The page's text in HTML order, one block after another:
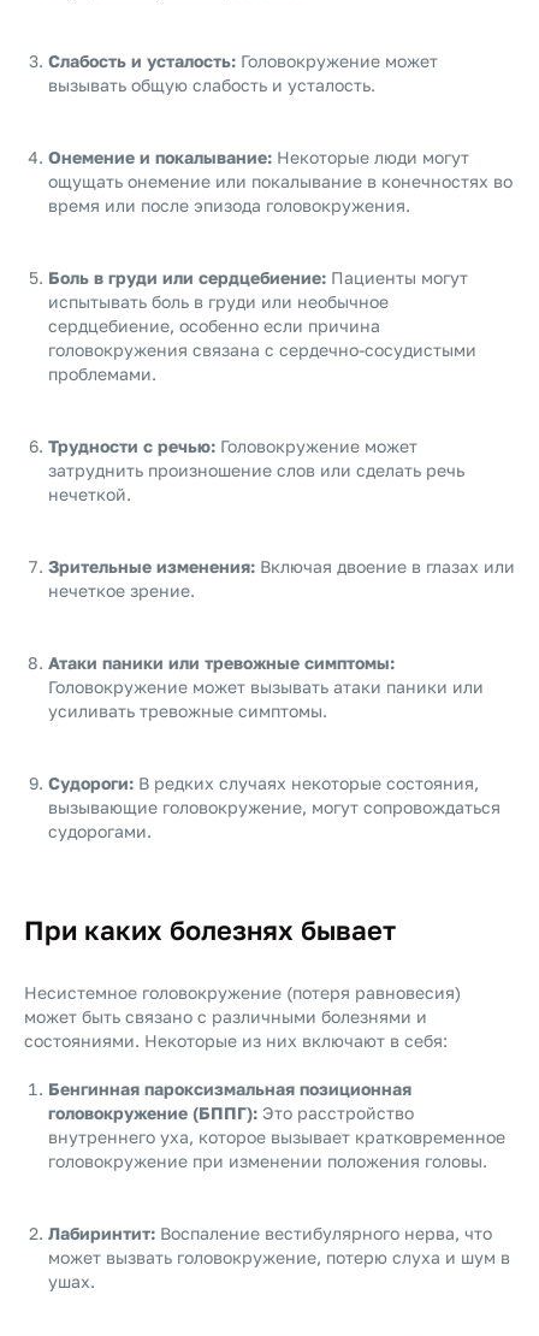
Слабость и усталость: Головокружение может
вызывать общую слабость и усталость.
Онемение и покалывание: Некоторые люди могут
ощущать онемение или покалывание в конечностях во
время или после эпизода головокружения.
Боль в груди или сердцебиение: Пациенты могут
испытывать боль в груди или необычное
сердцебиение, особенно если причина
головокружения связана с сердечно-сосудистыми
проблемами.
Трудности с речью: Головокружение может
затруднить произношение слов или сделать речь
нечеткой.
Зрительные изменения: Включая двоение в глазах или
нечеткое зрение.
Атаки паники или тревожные симптомы:
Головокружение может вызывать атаки паники или
усиливать тревожные симптомы.
Судороги: В редких случаях некоторые состояния,
вызывающие головокружение, могут сопровождаться
судорогами.
При каких болезнях бывает
Несистемное головокружение (потеря равновесия)
может быть связано с различными болезнями и
состояниями. Некоторые из них включают в себя:
Бенгинная пароксизмальная позиционная
головокружение (БППГ): Это расстройство
внутреннего уха, которое вызывает кратковременное
головокружение при изменении положения головы.
Лабиринтит: Воспаление вестибулярного нерва, что
может вызвать головокружение, потерю слуха и шум в
ушах.